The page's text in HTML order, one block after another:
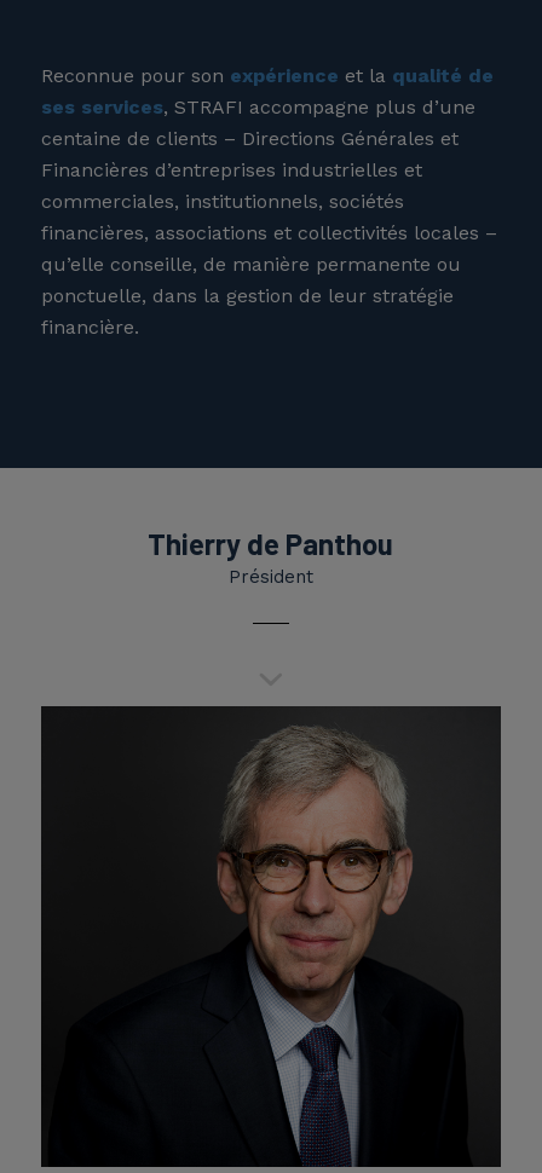
Reconnue pour son expérience et la qualité de
ses services, STRAFI accompagne plus d’une
centaine de clients – Directions Générales et
Financières d’entreprises industrielles et
commerciales, institutionnels, sociétés
financières, associations et collectivités locales –
qu’elle conseille, de manière permanente ou
ponctuelle, dans la gestion de leur stratégie
financière.
Thierry de Panthou
Président